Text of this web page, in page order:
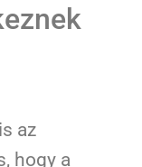
az
hogy a